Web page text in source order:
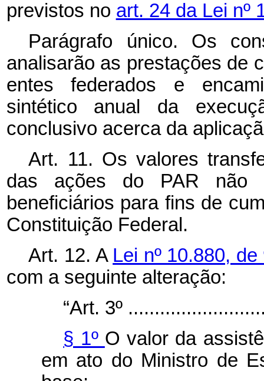
previstos no art. 24 da Lei nº
Parágrafo único. Os
analisarão as prestações de
entes federados e
sintético anual da
conclusivo acerca da
Art. 11. Os valores
das ações do PAR não
beneficiários para fins de
Constituição Federal.
Art. 12. A Lei nº 10.880,
com a seguinte alteração:
“Art. 3º
§ 1º O valor da
em ato do Ministro de